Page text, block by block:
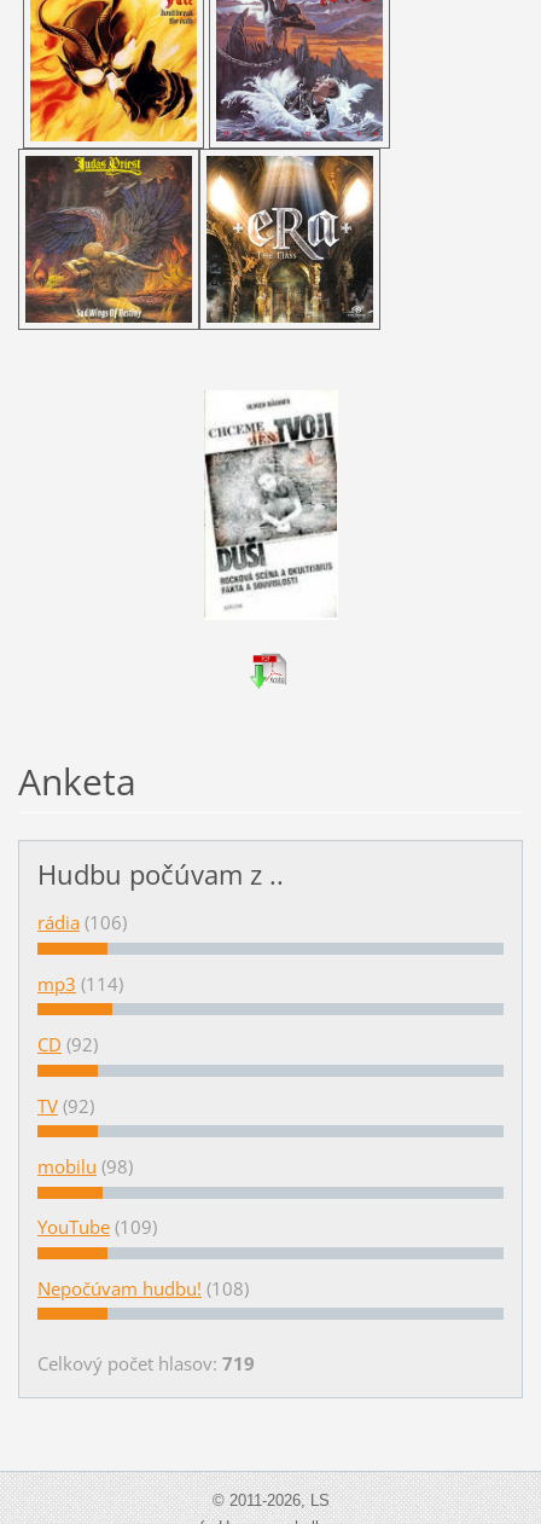
Anketa
Hudbu počúvam z ..
rádia (106)
mp3 (114)
CD (92)
TV (92)
mobilu (98)
YouTube (109)
Nepočúvam hudbu! (108)
Celkový počet hlasov: 719
© 2011-2026, LS